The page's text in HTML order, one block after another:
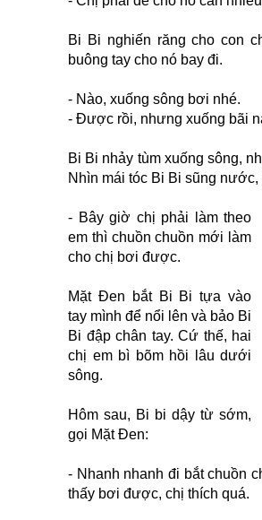
Bi Bi nghiến răng cho con
buông tay cho nó bay đi.
- Nào, xuống sông bơi nhé.
- Được rồi, nhưng xuống bãi
Bi Bi nhảy tùm xuống sông,
Nhìn mái tóc Bi Bi sũng
- Bây giờ chị phải làm theo
em thì chuồn chuồn mới làm
cho chị bơi được.
Mặt Đen bắt Bi Bi tựa vào
tay mình để nổi lên và bảo Bi
Bi đập chân tay. Cứ thế, hai
chị em bì bõm hồi lâu dưới
sông.
Hôm sau, Bi bi dậy từ sớm,
gọi Mặt Đen:
- Nhanh nhanh đi bắt chuồn
thấy bơi được, chị thích quá.